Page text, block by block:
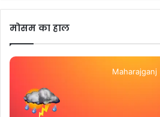
मोसम का हाल
Maharajganj